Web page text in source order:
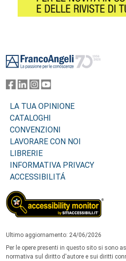
LA TUA OPINIONE
CATALOGHI
CONVENZIONI
LAVORARE CON NOI
LIBRERIE
INFORMATIVA PRIVACY
ACCESSIBILITÁ
Ultimo aggiornamento: 24/06/2026
Per le opere presenti in questo sito si sono
normativa sul diritto d'autore e sui diritti